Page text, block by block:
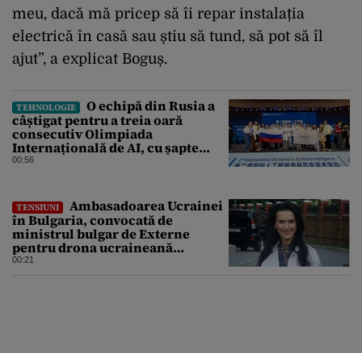
meu, dacă mă pricep să îi repar instalația
electrică în casă sau știu să tund, să pot să îl
ajut”, a explicat Boguș.
TEHNOLOGIE
O echipă din Rusia a
câștigat pentru a treia oară
consecutiv Olimpiada
Internațională de AI, cu șapte
medalii din aur și una de bronz
00:56
TENSIUNI
Ambasadoarea Ucrainei
în Bulgaria, convocată de
ministrul bulgar de Externe
pentru drona ucraineană
prăbușită în apropierea
00:21